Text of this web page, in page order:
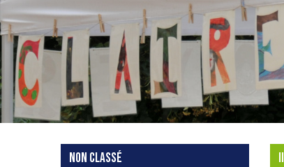
NON CLASSÉ